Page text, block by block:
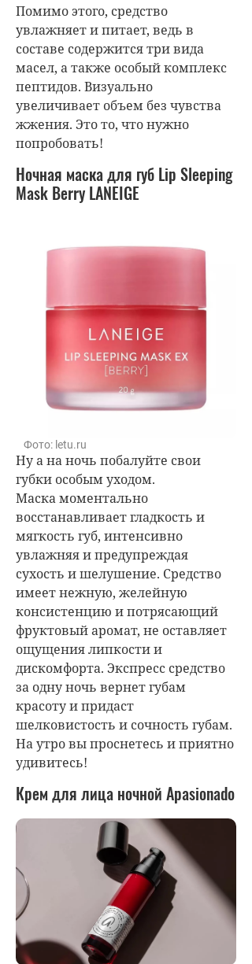
Помимо этого, средство
увлажняет и питает, ведь в
составе содержится три вида
масел, а также особый комплекс
пептидов. Визуально
увеличивает объем без чувства
жжения. Это то, что нужно
попробовать!
Ночная маска для губ Lip Sleeping
Mask Berry LANEIGE
Фото: letu.ru
Ну а на ночь побалуйте свои
губки особым уходом.
Маскамоментально
восстанавливает гладкость и
мягкость губ, интенсивно
увлажняя и предупреждая
сухость и шелушение. Средство
имеет нежную, желейную
консистенцию и потрясающий
фруктовый аромат, не оставляет
ощущения липкости и
дискомфорта. Экспресс средство
за одну ночь вернет губам
красоту и придаст
шелковистость и сочность губам.
На утро вы проснетесь и приятно
удивитесь!
Крем для лица ночной Apasionado